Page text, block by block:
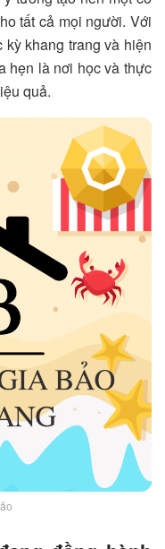
tất cả mọi người. Với
khang trang và hiện
hẹn là nơi học và thực
quả.